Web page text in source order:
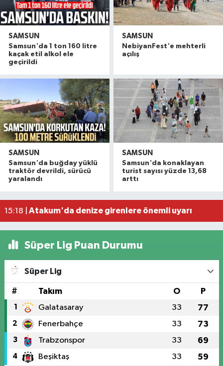
SAMSUN
Samsun'da 1 ton 160 litre
kaçak etil alkol ele
geçirildi
SAMSUN
NebiyanFest'e mehterli
açılış
SAMSUN
Samsun'da buğday yüklü
traktör devrildi, sürücü
yaralandı
SAMSUN
Samsun'da konaklayan
turist sayısı yüzde 13,68
arttı
19:58 |Havza'da 11 yıl 8 ay hapis cezasıyla aranan
16:49 |Dron saldırısına uğrayan geminin içi
16:40 | Samsunspor’dan Kasımpaşa karşısında ilk
15:18 | Atakum'da denize girenlere önemli uyarı
Süper Lig Puan Durumu
Süper Lig
# Takım O P
1 Galatasaray 33 77
2 Fenerbahçe 33 73
3 Trabzonspor 33 69
4 Beşiktaş 33 59